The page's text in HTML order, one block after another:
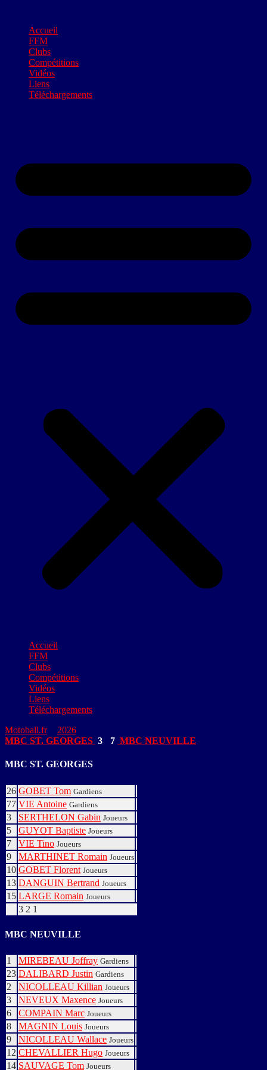
Accueil
FFM
Clubs
Compétitions
Vidéos
Liens
Téléchargements
Accueil
FFM
Clubs
Compétitions
Vidéos
Liens
Téléchargements
Motoball.fr> 2026
MBC ST. GEORGES 3 7 MBC NEUVILLE
MBC ST. GEORGES
26 GOBET Tom Gardiens
77 VIE Antoine Gardiens
3 SERTHELON Gabin Joueurs
5 GUYOT Baptiste Joueurs
7 VIE Tino Joueurs
9 MARTHINET Romain Joueurs
10 GOBET Florent Joueurs
13 DANGUIN Bertrand Joueurs
15 LARGE Romain Joueurs
3 2 1
MBC NEUVILLE
1 MIREBEAU Joffray Gardiens
23 DALIBARD Justin Gardiens
2 NICOLLEAU Killian Joueurs
3 NEVEUX Maxence Joueurs
6 COMPAIN Marc Joueurs
8 MAGNIN Louis Joueurs
9 NICOLLEAU Wallace Joueurs
12 CHEVALLIER Hugo Joueurs
14 SAUVAGE Tom Joueurs